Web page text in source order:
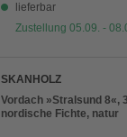
lieferbar
Zustellung 05.09. -
SKANHOLZ
Vordach »Stralsund 8«,
nordische Fichte, natur